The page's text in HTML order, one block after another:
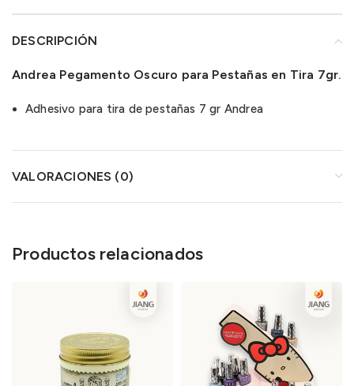
DESCRIPCIÓN
Andrea Pegamento Oscuro para Pestañas en Tira 7gr.
Adhesivo para tira de pestañas 7 gr Andrea
VALORACIONES (0)
Productos relacionados